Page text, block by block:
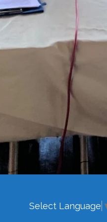
Select Language